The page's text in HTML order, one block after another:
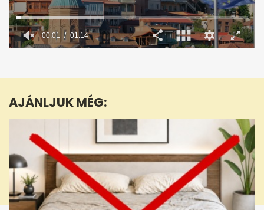
1
14
seconds
00:02 01:14
AJÁNLJUK MÉG: